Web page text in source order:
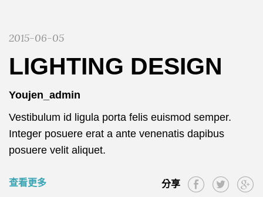
2015-06-05
LIGHTING DESIGN
Youjen_admin
Vestibulum id ligula porta felis euismod semper.
Integer posuere erat a ante venenatis dapibus
posuere velit aliquet.
查看更多 分享